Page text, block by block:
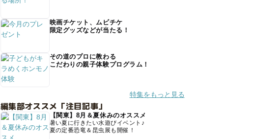
映画チケット、ムビチケ
限定グッズなどが当たる！
その道のプロに教わる
こだわりの親子体験プログラム！
特集をもっと見る
編集部オススメ「注目記事」
【関東】8月＆夏休みのオススメ
暑い夏に行きたい水遊びイベント♪
夏の定番恐竜＆昆虫展も開催！